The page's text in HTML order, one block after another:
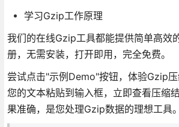
学习Gzip工作原理
我们的在线Gzip工具都能提供简单高效
册，无需安装，打开即用，完全免费。
尝试点击"示例Demo"按钮，体验Gzip
您的文本粘贴到输入框，立即查看压缩
果准确，是您处理Gzip数据的理想工具。